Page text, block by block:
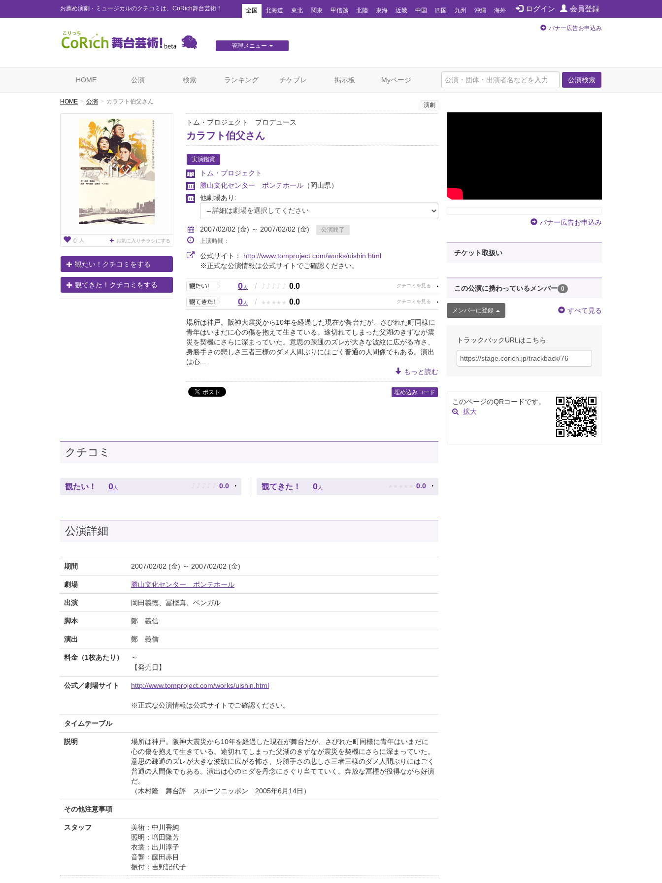
お薦め演劇・ミュージカルのクチコミは、CoRich舞台芸術！ ログイン 会員登録
全国 北海道 東北 関東 甲信越 北陸 東海 近畿 中国 四国 九州 沖縄 海外
管理メニュー
バナー広告お申込み
公演検索
HOME 公演 検索 ランキング チケプレ 掲示板 Myページ
HOME 公演 カラフト伯父さん
0 人 お気に入りチラシにする
観たい！クチコミをする
観てきた！クチコミをする
演劇
トム・プロジェクト プロデュース
カラフト伯父さん
実演鑑賞
トム・プロジェクト
勝山文化センター ポンテホール （岡山県）
他劇場あり:
2007/02/02 (金) ～ 2007/02/02 (金)
公演終了
上演時間：
公式サイト： http://www.tomproject.com/works/uishin.html
※正式な公演情報は公式サイトでご確認ください。
0人 / ♪ ♪ ♪ ♪ ♪ 0.0
0人 / ★ ★ ★ ★ ★ 0.0
場所は神戸。阪神大震災から10年を経過した現在が舞台だが、さびれた町同様に
青年はいまだに心の傷を抱えて生きている。途切れてしまった父湖のきずなが震
災を契機にさらに深まっていた。意思の疎通のズレが大きな波紋に広がる怖さ、
身勝手さの悲しさ三者三様のダメ人間ぶりにはごく普通の人間像でもある。演出
は心...
もっと読む
埋め込みコード
クチコミ
観たい！ 0 人 ♪ ♪ ♪ ♪ ♪ 0.0 観てきた！ 0 人 ★ ★ ★ ★ ★ 0.0
公演詳細
期間 2007/02/02 (金) ～ 2007/02/02 (金)
劇場 勝山文化センター ポンテホール
出演 岡田義徳、冨樫真、ベンガル
脚本 鄭 義信
演出 鄭 義信
料金（1枚あたり）
～
【発売日】
公式／劇場サイト http://www.tomproject.com/works/uishin.html
※正式な公演情報は公式サイトでご確認ください。
タイムテーブル
説明
場所は神戸。阪神大震災から10年を経過した現在が舞台だが、さびれた町同様に青年はいまだに
心の傷を抱えて生きている。途切れてしまった父湖のきずなが震災を契機にさらに深まっていた。
意思の疎通のズレが大きな波紋に広がる怖さ、身勝手さの悲しさ三者三様のダメ人間ぶりにはごく
普通の人間像でもある。演出は心のヒダを丹念にさぐり当てていく。奔放な冨樫が役得ながら好演
だ。
（木村隆 舞台評 スポーツニッポン 2005年6月14日）
その他注意事項
スタッフ
美術：中川香純
照明：増田隆芳
衣裳：出川淳子
音響：藤田赤目
振付：吉野記代子
バナー広告お申込み
チケット取扱い
この公演に携わっているメンバー 0
メンバーに登録 すべて見る
トラックバックURLはこちら
このページのQRコードです。
拡大